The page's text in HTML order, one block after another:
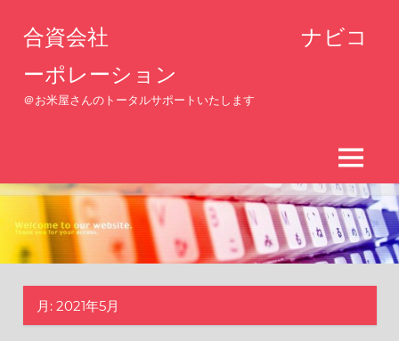
キ
ッ
合資会社 ナビコ
ーポレーション
＠お米屋さんのトータルサポートいたします
MENU
月: 2021年5月